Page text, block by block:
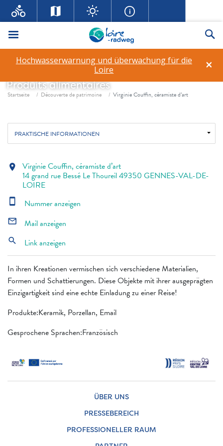
Menü
×
Hochwasserwarnung und überwachung für die
Loire
Virginie Couffin, céramiste
d’art
Produits alimentaires
Fil d'ariane
Startseite Découverte de patrimoine Virginie Couffin, céramiste d’art
PRAKTISCHE INFORMATIONEN
In ihren Kreationen vermischen sich verschiedene Materialien,
Formen und Schattierungen. Diese Objekte mit ihrer ausgeprägten
Einzigartigkeit sind eine echte Einladung zu einer Reise!
Produkte:Keramik, Porzellan, Email
Gesprochene Sprachen:Französisch
location_on Virginie Couffin, céramiste d’art
14 grand rue Bessé Le Thoureil 49350 GENNES-VAL-DE-
LOIRE
smartphone Nummer anzeigen
mail_outline Mail anzeigen
search Link anzeigen
ÜBER UNS
PRESSEBEREICH
PROFESSIONELLER RAUM